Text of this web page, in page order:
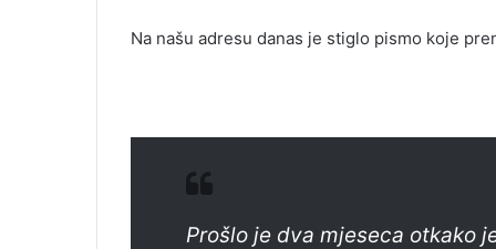
Na našu adresu danas je stiglo pismo koje
Prošlo je dva mjeseca otkako